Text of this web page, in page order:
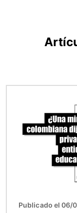
Publicado el 06/